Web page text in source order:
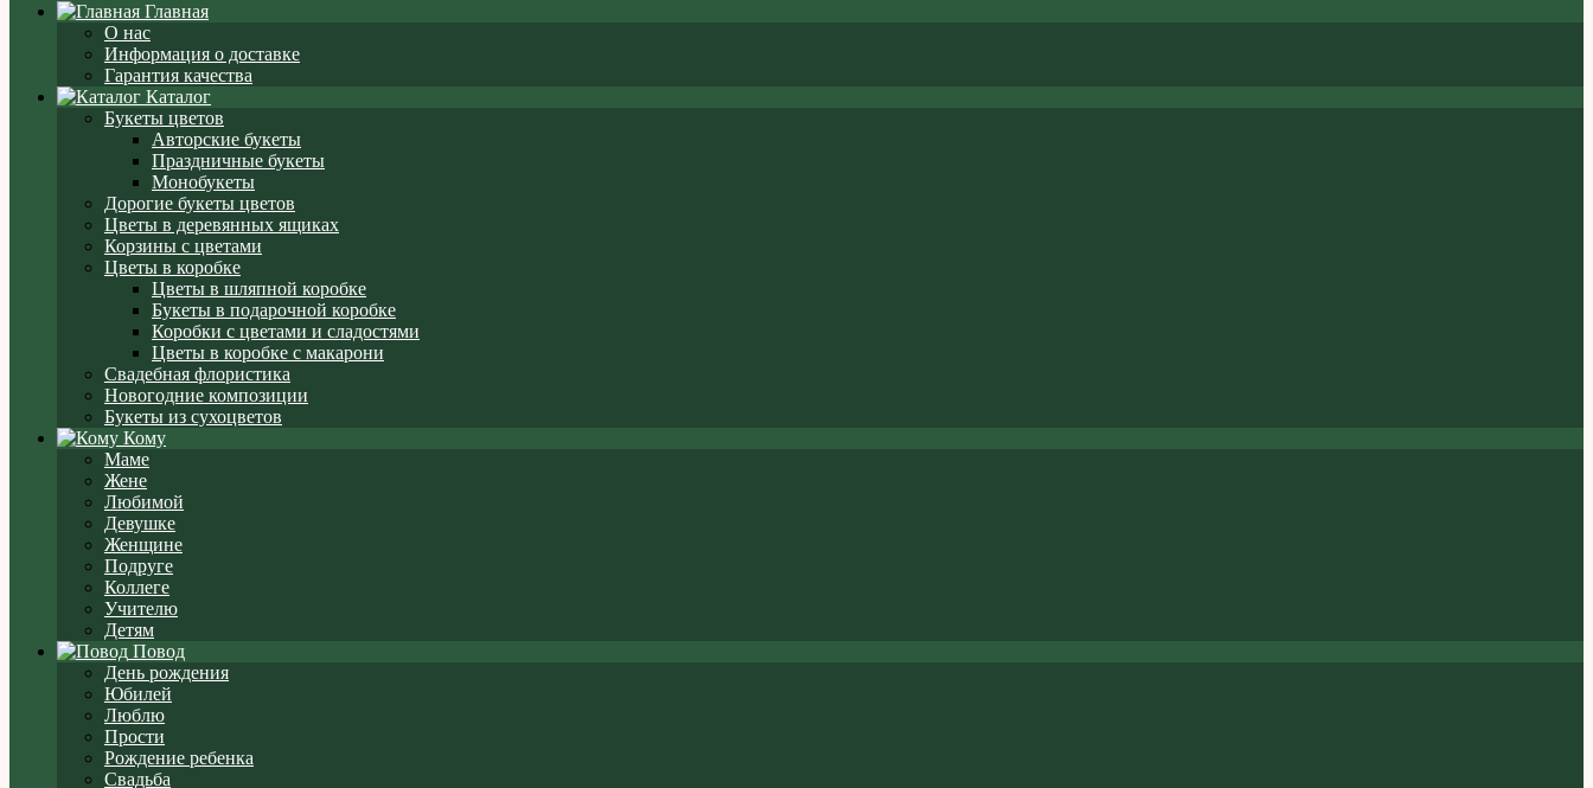
Главная
О нас
Информация о доставке
Гарантия качества
Каталог
Букеты цветов
Авторские букеты
Праздничные букеты
Монобукеты
Дорогие букеты цветов
Цветы в деревянных ящиках
Корзины с цветами
Цветы в коробке
Цветы в шляпной коробке
Букеты в подарочной коробке
Коробки с цветами и сладостями
Цветы в коробке с макарони
Свадебная флористика
Новогодние композиции
Букеты из сухоцветов
Кому
Маме
Жене
Любимой
Девушке
Женщине
Подруге
Коллеге
Учителю
Детям
Повод
День рождения
Юбилей
Люблю
Прости
Рождение ребенка
Свадьба